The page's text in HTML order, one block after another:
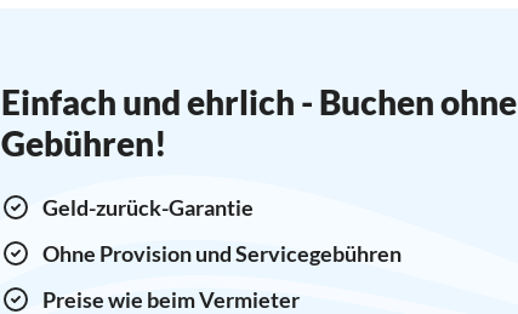
Einfach und ehrlich - Buchen ohne
Gebühren!
Geld-zurück-Garantie
Ohne Provision und Servicegebühren
Preise wie beim Vermieter